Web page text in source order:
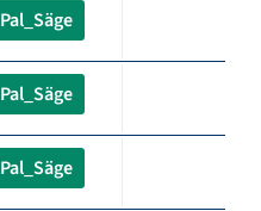
Pal_Säge
Pal_Säge
Pal_Säge